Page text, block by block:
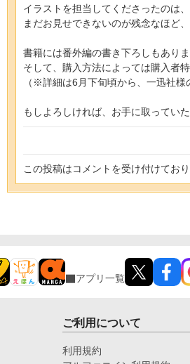
イラストを担当してくださったのは
まだお見せできないのが残念なほど
書籍には番外編の書き下ろしもありま
そして、購入方法によっては購入者
（※詳細は6月下旬頃から、一迅社様
もしよろしければ、お手に取ってい
この投稿はコメントを受け付けてお
アプリ一覧
ご利用について
利用規約